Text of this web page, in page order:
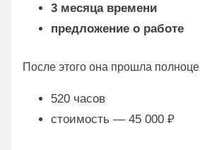
3 месяца времени
предложение о работе
После этого она прошла
520 часов
стоимость — 45 000 ₽